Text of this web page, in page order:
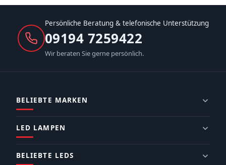
Persönliche Beratung & telefonische Unterstützung
09194 7259422
Wir beraten Sie gerne persönlich.
BELIEBTE MARKEN
LED LAMPEN
BELIEBTE LEDS